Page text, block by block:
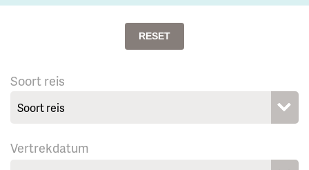
RESET
Soort reis
Vertrekdatum